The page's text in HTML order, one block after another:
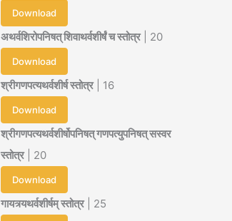
Download
अथर्वशिरोपनिषत् शिवाथर्वशीर्षं च स्तोत्र| 20
Download
श्रीगणपत्यथर्वशीर्ष स्तोत्र| 16
Download
श्रीगणपत्यथर्वशीर्षोपनिषत् गणपत्युपनिषत् सस्वर
स्तोत्र| 20
Download
गायत्र्यथर्वशीर्षम् स्तोत्र| 25